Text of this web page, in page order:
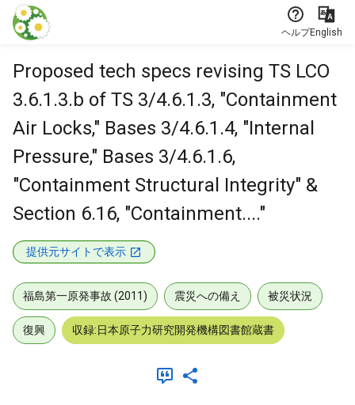
本文に飛ぶ
ヘルプEnglish
Proposed tech specs revising TS LCO
3.6.1.3.b of TS 3/4.6.1.3, "Containment
Air Locks," Bases 3/4.6.1.4, "Internal
Pressure," Bases 3/4.6.1.6,
"Containment Structural Integrity" &
Section 6.16, "Containment...."
提供元サイトで表示
福島第一原発事故 (2011) 震災への備え 被災状況
復興 収録:日本原子力研究開発機構図書館蔵書